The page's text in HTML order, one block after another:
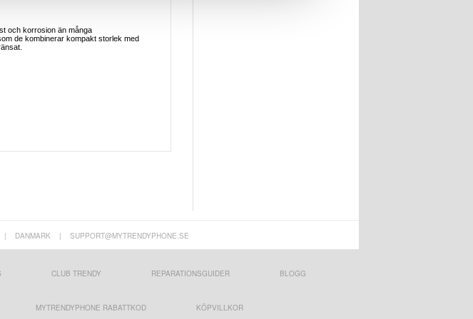
och korrosion än många
de kombinerar kompakt storlek med
| DANMARK | SUPPORT@MYTRENDYPHONE.SE
CLUB TRENDY REPARATIONSGUIDER BLOGG
MYTRENDYPHONE RABATTKOD KÖPVILLKOR